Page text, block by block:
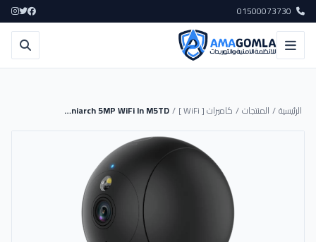
الرئيسية/ المنتجات/ كاميرات [ WiFi ] /
Cam Uniarch 5MP WiFi In M5TD